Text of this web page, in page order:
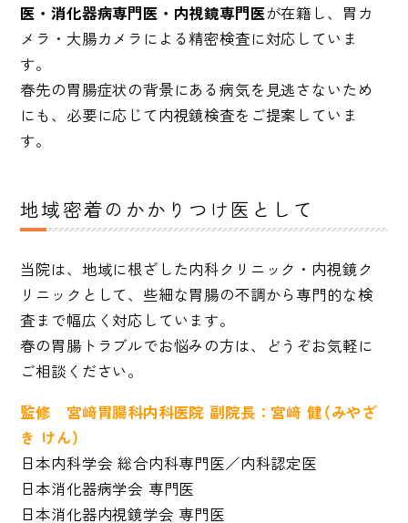
医・消化器病専門医・内視鏡専門医が在籍し、胃カ
メラ・大腸カメラによる精密検査に対応していま
す。
春先の胃腸症状の背景にある病気を見逃さないため
にも、必要に応じて内視鏡検査をご提案していま
す。
地域密着のかかりつけ医として
当院は、地域に根ざした内科クリニック・内視鏡ク
リニックとして、些細な胃腸の不調から専門的な検
査まで幅広く対応しています。
春の胃腸トラブルでお悩みの方は、どうぞお気軽に
ご相談ください。
監修 宮﨑胃腸科内科医院 副院長：宮﨑 健（みやざ
き けん）
日本内科学会 総合内科専門医／内科認定医
日本消化器病学会 専門医
日本消化器内視鏡学会 専門医